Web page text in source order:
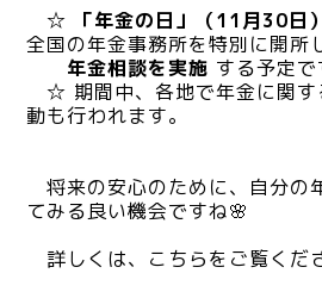
☆
「年金の日」（11月30日）
全国の年金事務所を特別に開所
年金相談を実施 する予定で
☆ 期間中、各地で年金に関す
動も行われます。
将来の安心のために、自分の
てみる良い機会ですね🌸
詳しくは、こちらをご覧くだ